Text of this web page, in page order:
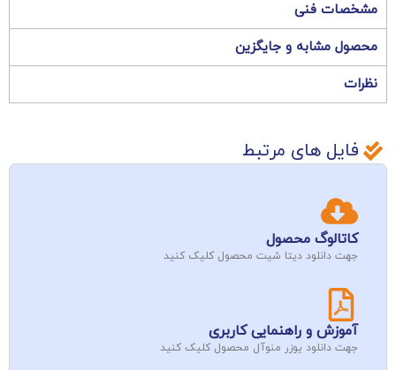
مشخصات فنی
محصول مشابه و جایگزین
نظرات
فایل های مرتبط
کاتالوگ محصول
جهت دانلود دیتا شیت محصول کلیک کنید
آموزش و راهنمایی کاربری
جهت دانلود یوزر منوآل محصول کلیک کنید